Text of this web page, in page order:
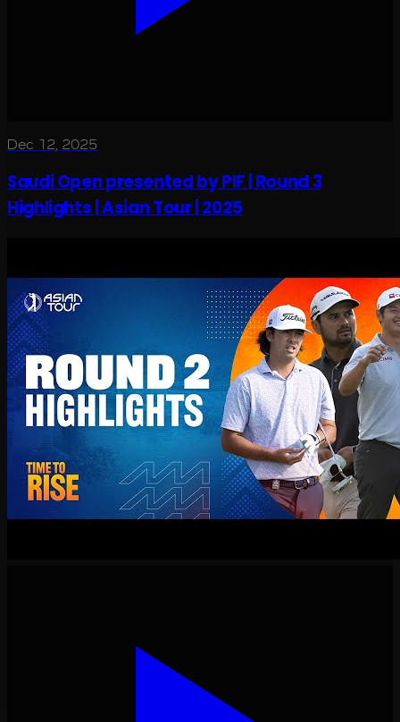
Dec 12, 2025
Saudi Open presented by PIF | Round 3
Highlights | Asian Tour | 2025